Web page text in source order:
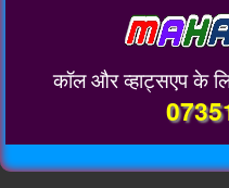
कॉल और व्हाट्सएप के